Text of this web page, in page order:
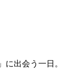
出会う一日。